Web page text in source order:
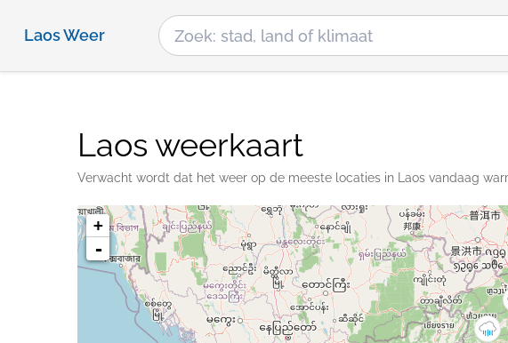
Laos Weer
Laos weerkaart
Verwacht wordt dat het weer op de meeste locaties in Laos vandaag
+
-